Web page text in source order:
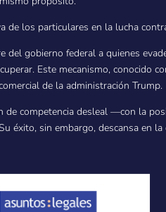
de los particulares en la lucha
gobierno federal a quienes
Este mecanismo, conocido
de la administración Trump.
competencia desleal —con la
éxito, sin embargo, descansa en